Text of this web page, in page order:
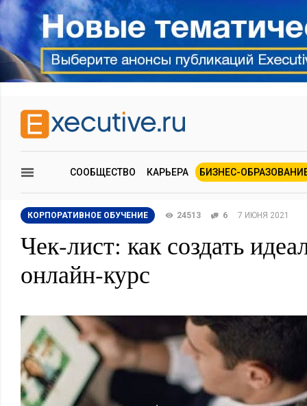
СООБЩЕСТВО КАРЬЕРА БИЗНЕС-
КОРПОРАТИВНОЕ ОБУЧЕНИЕ 24513 6 7 ИЮНЯ 2021
Чек-лист: как создать
онлайн-курс